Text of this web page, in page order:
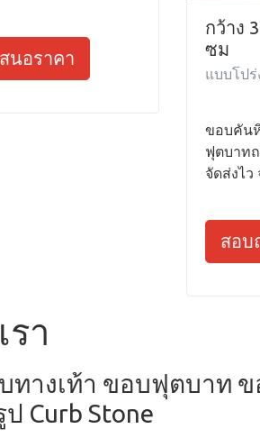
นอราคา
กว้าง
ซม
แบบโป
ขอบคัน
ฟุตบาท
จัดส่งไว
สอบ
า
ทางเท้า ขอบฟุตบาท
ป Curb Stone